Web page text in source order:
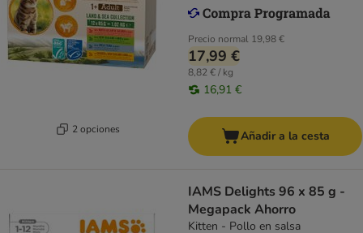
2 opciones
Precio normal 19,98 €
17,99 €
8,82 € / kg
16,91 €
Añadir a la cesta
IAMS Delights 96 x 85 g -
Megapack Ahorro
Kitten - Pollo en salsa